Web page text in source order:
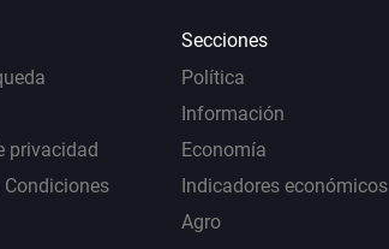
privacidad
Secciones
Política
Información
Economía
Indicadores económicos
Agro